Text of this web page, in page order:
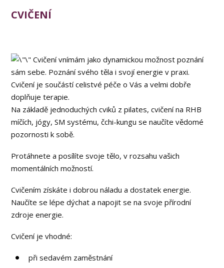
CVIČENÍ
Cvičení vnímám jako dynamickou možnost poznání
sám sebe. Poznání svého těla i svojí energie v praxi.
Cvičení je součástí celistvé péče o Vás a velmi dobře
doplňuje terapie.
Na základě jednoduchých cviků z pilates, cvičení na RHB
míčích, jógy, SM systému, čchi-kungu se naučíte vědomé
pozornosti k sobě.
Protáhnete a posílíte svoje tělo, v rozsahu vašich
momentálních možností.
Cvičením získáte i dobrou náladu a dostatek energie.
Naučíte se lépe dýchat a napojit se na svoje přírodní
zdroje energie.
Cvičení je vhodné:
při sedavém zaměstnání